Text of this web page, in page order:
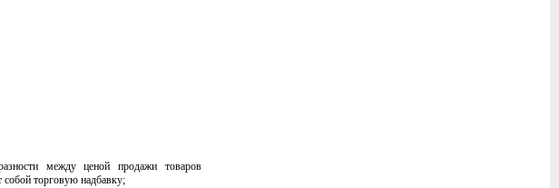
между ценой продажи товаров
собой торговую надбавку;